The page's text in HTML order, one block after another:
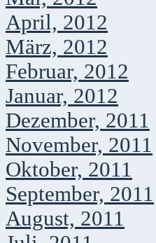
April, 2012
März, 2012
Februar, 2012
Januar, 2012
Dezember, 2011
November, 2011
Oktober, 2011
September, 2011
August, 2011